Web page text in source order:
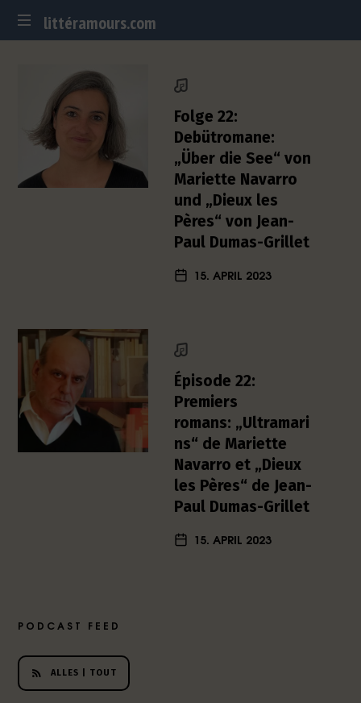
littéramours.com
littéramours.com
t
s
c
s
L
i
o
c
s
Folge 22:
Debütromane:
„Über die See“ von
Mariette Navarro
und „Dieux les
Pères“ von Jean-
Paul Dumas-Grillet
15. APRIL 2023
Épisode 22:
Premiers
romans: „Ultramari
ns“ de Mariette
Navarro et „Dieux
les Pères“ de Jean-
Paul Dumas-Grillet
15. APRIL 2023
PODCAST FEED
ALLES | TOUT